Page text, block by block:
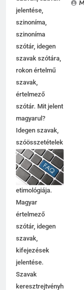
Szavak, szavak
jelentése,
szinoníma,
szinoníma
szótár, idegen
szavak szótára,
rokon értelmű
szavak,
értelmező
szótár. Mit jelent
magyarul?
Idegen szavak,
szóösszetételek
jelentése,
magyarázata,
használata,
etimológiája.
Magyar
értelmező
szótár, idegen
szavak,
kifejezések
jelentése.
Szavak
5
6
7